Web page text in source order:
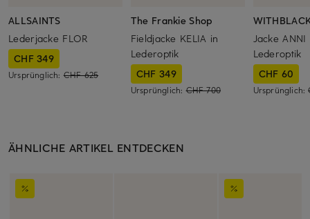
ALLSAINTS
Lederjacke FLOR
CHF 349
Ursprünglich: CHF 625
The Frankie Shop
Fieldjacke KELIA in
Lederoptik
CHF 349
Ursprünglich:CHF 700
Jacke ANNI
Lederoptik
CHF 60
Ursprünglich:
ÄHNLICHE ARTIKEL ENTDECKEN